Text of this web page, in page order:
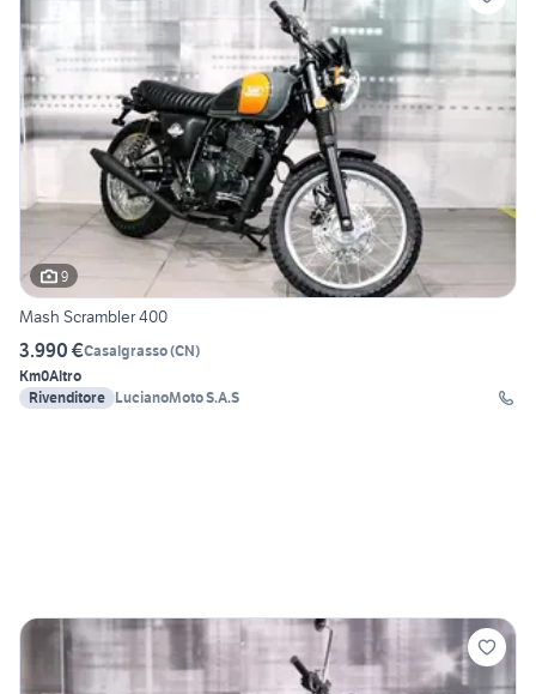
9
Mash Scrambler 400
3.990 €Casalgrasso(CN)
Km0Altro
Rivenditore LucianoMoto S.A.S